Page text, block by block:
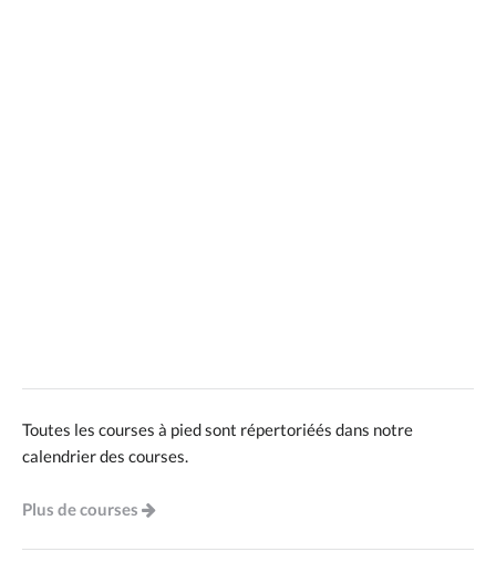
Toutes les courses à pied sont répertoriéés dans notre
calendrier des courses.
Plus de courses